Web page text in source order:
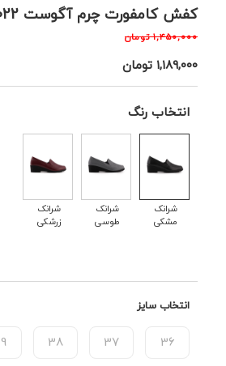
کفش کامفورت چرم آگوست 120022
۱,۴۵۰,۰۰۰ تومان
۱,۱۸۹,۰۰۰ تومان
انتخاب رنگ
شرانک
مشکی
شرانک
طوسی
شرانک
زرشکی
انتخاب سایز
36
37
38